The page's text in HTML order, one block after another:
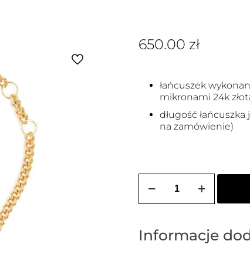
650.00 zł
łańcuszek
mikronami 24k
długość
na zamówienie)
Choker
dmuchanych
zInformacje